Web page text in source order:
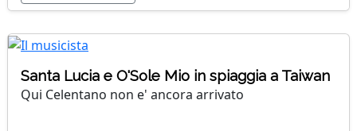
Santa Lucia e O'Sole Mio in spiaggia a Taiwan
Qui Celentano non e' ancora arrivato